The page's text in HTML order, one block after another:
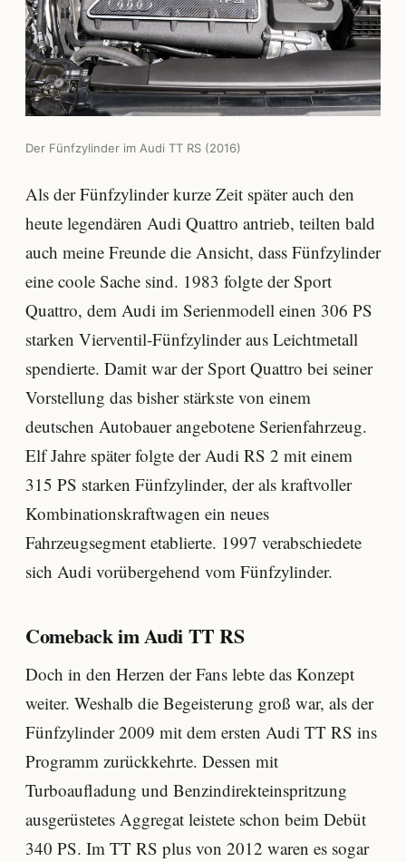
Der Fünfzylinder im Audi TT RS (2016)
Als der Fünfzylinder kurze Zeit später auch den
heute legendären Audi Quattro antrieb, teilten bald
auch meine Freunde die Ansicht, dass Fünfzylinder
eine coole Sache sind. 1983 folgte der Sport
Quattro, dem Audi im Serienmodell einen 306 PS
starken Vierventil-Fünfzylinder aus Leichtmetall
spendierte. Damit war der Sport Quattro bei seiner
Vorstellung das bisher stärkste von einem
deutschen Autobauer angebotene Serienfahrzeug.
Elf Jahre später folgte der Audi RS 2 mit einem
315 PS starken Fünfzylinder, der als kraftvoller
Kombinationskraftwagen ein neues
Fahrzeugsegment etablierte. 1997 verabschiedete
sich Audi vorübergehend vom Fünfzylinder.
Comeback im Audi TT RS
Doch in den Herzen der Fans lebte das Konzept
weiter. Weshalb die Begeisterung groß war, als der
Fünfzylinder 2009 mit dem ersten Audi TT RS ins
Programm zurückkehrte. Dessen mit
Turboaufladung und Benzindirekteinspritzung
ausgerüstetes Aggregat leistete schon beim Debüt
340 PS. Im TT RS plus von 2012 waren es sogar